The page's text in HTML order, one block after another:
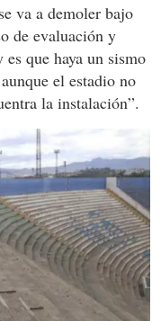
va a demoler bajo
de evaluación y
que haya un sismo
el estadio no
la instalación”.